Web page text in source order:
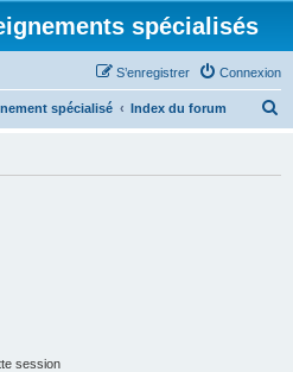
spécialisés
Connexion
S’enregistrer
spécialisé Index du forum
session